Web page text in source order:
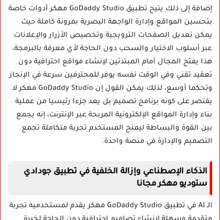
إضافة إلى ذلك يتيح تطبيق GoDaddy Studio مهكر أدوات خاصة
بتحسين المواقع وإدارة الواجهة البصرية بمرونة كاملة حيث
يمكن تعديل الصفحات الترويجية وتخصيص الأزرار والإعلانات
عبر أسلوب الاختيار والسحب دون الحاجة لأي معرفة بالبرمجة،
هذا يفتح المجال أمام المبتدئين لإنشاء مواقع احترافية دون
تعقيد تقني وفي الوقت نفسه يوفر للمحترفين سرعة في الإنجاز
وتحكما أوسع، لذلك يمكن القول إن GoDaddy Studio مهكر لا
يقتصر على كونه برنامج تصميم بل يعد جزءا رئيسيا من عملية
بناء وإدارة المواقع الإلكترونية المربحة عبر الإنترنت، إنه يجمع
بين القوة والبساطة ليمنح المستخدم تجربة متكاملة تجمع
التصميم والإدارة في منصة واحدة.
الذكاء الإصطناعي وإزالة الخلفية في تطبيق جودادي
ستوديو مهكر مجانا
الـ AI في تطبيق GoDaddy Studio مهكر يقدم لمستخدميه تجربة